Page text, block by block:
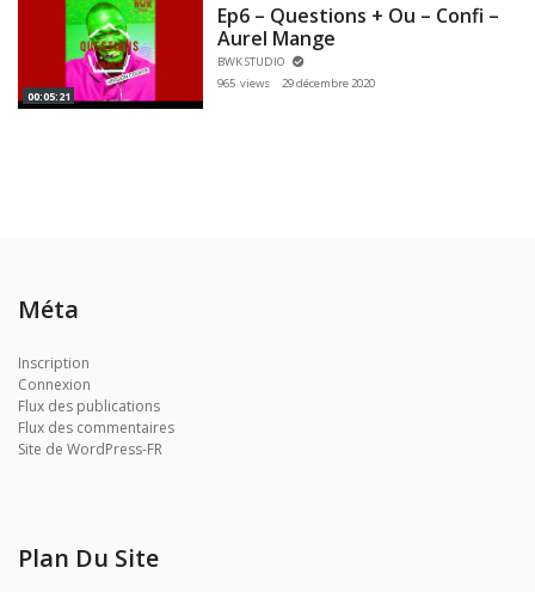
00:05:21
Ep6 – Questions + Ou – Confi –
Aurel Mange
BWK STUDIO
965 views
29 décembre 2020
Méta
Inscription
Connexion
Flux des publications
Flux des commentaires
Site de WordPress-FR
Plan Du Site